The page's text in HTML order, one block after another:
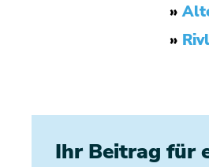
»
»
Ihr Beitrag für